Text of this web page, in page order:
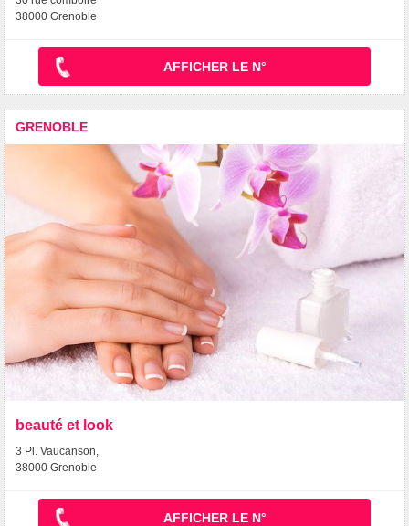
38000 Grenoble
AFFICHER LE N°
GRENOBLE
beauté et look
3 Pl. Vaucanson,
38000 Grenoble
AFFICHER LE N°